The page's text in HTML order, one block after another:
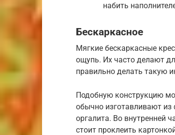
набить
Бескаркасное
Мягкие бескаркасные
ощупь. Их часто делают
правильно делать такую
Подобную конструкцию
обычно изготавливают
оргалита. Во внутренней
стоит проклеить